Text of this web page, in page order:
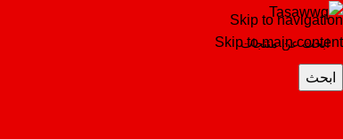
Skip to navigation
Skip to main content
ابحث